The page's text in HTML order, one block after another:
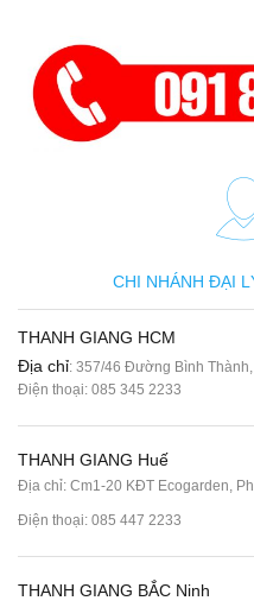
CHI NHÁNH ĐẠI
THANH GIANG HCM
Địa chỉ: 357/46 Đường Bình
Điện thoại: 085 345 2233
THANH GIANG Huế
Địa chỉ: Cm1-20 KĐT Ecogarden,
Điện thoại: 085 447 2233
THANH GIANG BẮC Ninh